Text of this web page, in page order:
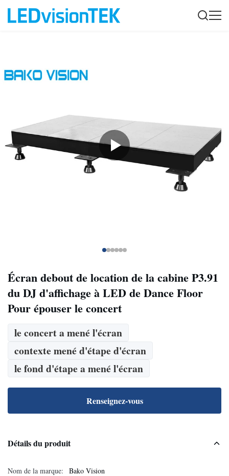
Écran debout de location de la cabine P3.91
du DJ d'affichage à LED de Dance Floor
Pour épouser le concert
le concert a mené l'écran
contexte mené d'étape d'écran
le fond d'étape a mené l'écran
Renseignez-vous
Détails du produit
Nom de la marque:
Bako Vision